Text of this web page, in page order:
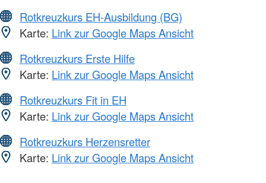
Rotkreuzkurs EH-Ausbildung (BG)
Karte: Link zur Google Maps Ansicht
Rotkreuzkurs Erste Hilfe
Karte: Link zur Google Maps Ansicht
Rotkreuzkurs Fit in EH
Karte: Link zur Google Maps Ansicht
Rotkreuzkurs Herzensretter
Karte: Link zur Google Maps Ansicht